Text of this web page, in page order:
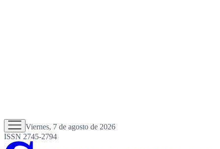
Viernes, 7 de agosto de 2026
ISSN 2745-2794